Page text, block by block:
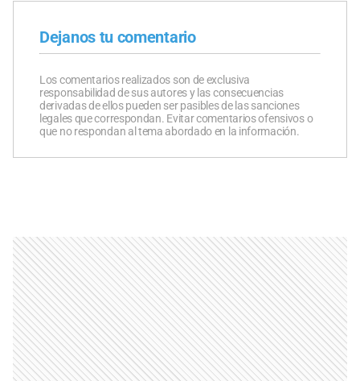
Dejanos tu comentario
Los comentarios realizados son de exclusiva
responsabilidad de sus autores y las consecuencias
derivadas de ellos pueden ser pasibles de las sanciones
legales que correspondan. Evitar comentarios ofensivos o
que no respondan al tema abordado en la información.